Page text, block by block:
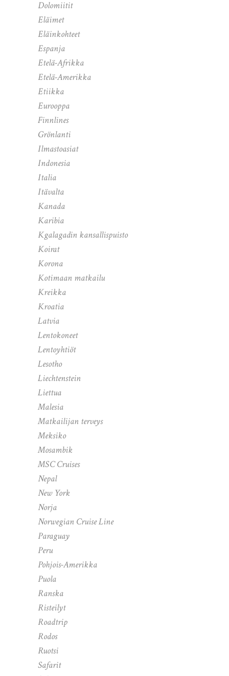
Dolomiitit
Eläimet
Eläinkohteet
Espanja
Etelä-Afrikka
Etelä-Amerikka
Etiikka
Eurooppa
Finnlines
Grönlanti
Ilmastoasiat
Indonesia
Italia
Itävalta
Kanada
Karibia
Kgalagadin kansallispuisto
Koirat
Korona
Kotimaan matkailu
Kreikka
Kroatia
Latvia
Lentokoneet
Lentoyhtiöt
Lesotho
Liechtenstein
Liettua
Malesia
Matkailijan terveys
Meksiko
Mosambik
MSC Cruises
Nepal
New York
Norja
Norwegian Cruise Line
Paraguay
Peru
Pohjois-Amerikka
Puola
Ranska
Risteilyt
Roadtrip
Rodos
Ruotsi
Safarit